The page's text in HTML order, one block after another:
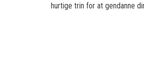
hurtige trin for at gendanne